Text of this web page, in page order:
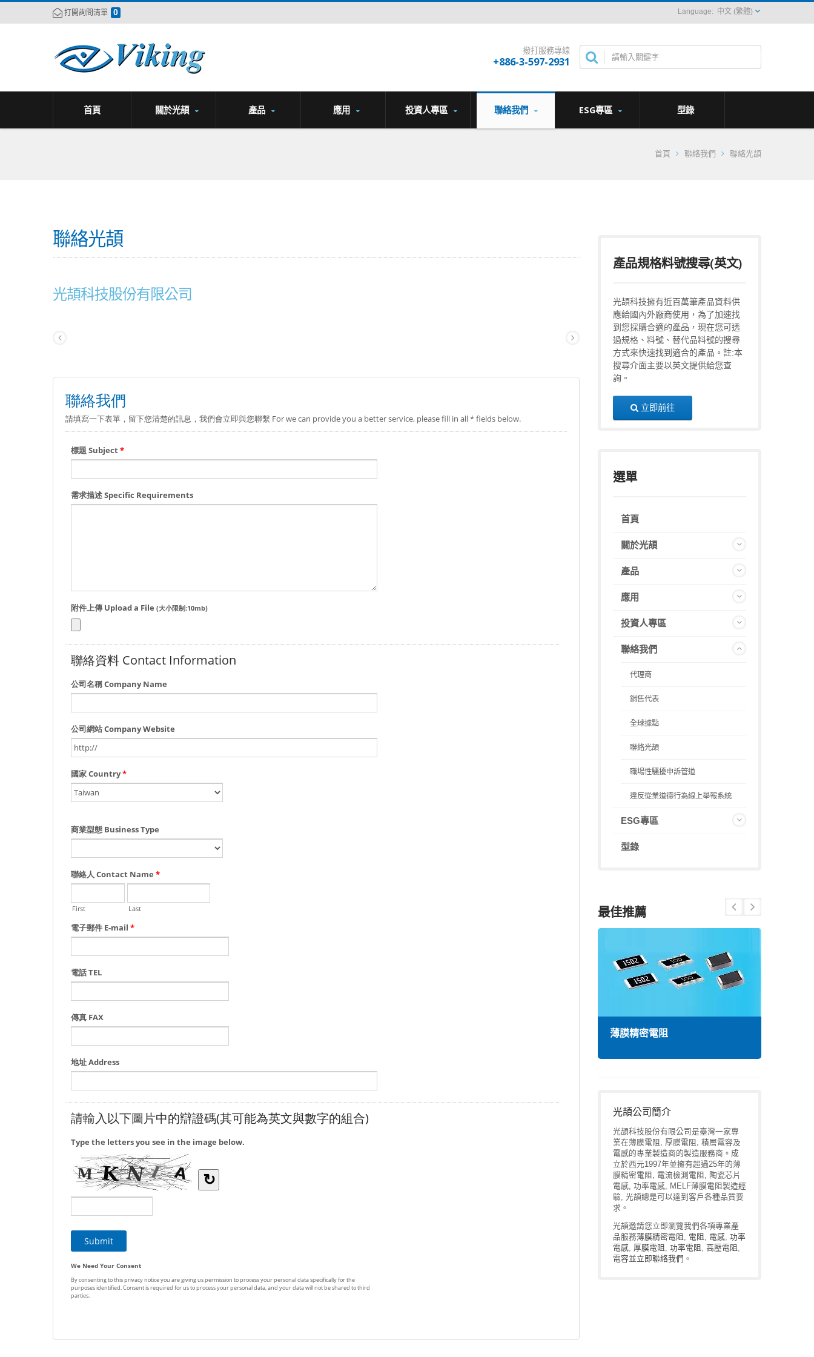
打開詢問清單 0 中文 (繁體)
撥打服務專線
+886-3-597-2931
首頁 關於光頡 產品 應用 投資人專區 聯絡我們 ESG專區 型錄
首頁 聯絡我們 聯絡光頡
聯絡光頡
光頡科技股份有限公司
產品規格料號搜尋(英文)
光頡科技擁有近百萬筆產品資料供
應給國內外廠商使用，為了加速找
到您採購合適的產品，現在您可透
過規格、料號、替代品料號的搜尋
方式來快速找到適合的產品。註:本
搜尋介面主要以英文提供給您查
詢。
立即前往
選單
首頁
關於光頡
產品
應用
投資人專區
聯絡我們
代理商
銷售代表
全球據點
聯絡光頡
職場性騷擾申訴管道
違反從業道德行為線上舉報系統
ESG專區
型錄
最佳推薦
薄膜精密電阻
光頡公司簡介
光頡科技股份有限公司是臺灣一家專
業在薄膜電阻, 厚膜電阻, 積層電容及
電感的專業製造商的製造服務商。成
立於西元1997年並擁有超過25年的薄
膜精密電阻, 電流檢測電阻, 陶瓷芯片
電感, 功率電感, MELF薄膜電阻製造經
驗, 光頡總是可以達到客戶各種品質要
求。
光頡邀請您立即瀏覽我們各項專業產
品服務薄膜精密電阻 , 電阻 , 電感, 功率
電感, 厚膜電阻 , 功率電阻 , 高壓電阻 ,
電容並立即聯絡我們 。